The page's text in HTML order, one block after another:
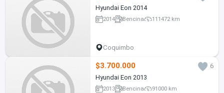
Hyundai Eon 2014
2014 Bencina 111472 km
Coquimbo
$3.700.000
6
Hyundai Eon 2013
2013 Bencina 91000 km